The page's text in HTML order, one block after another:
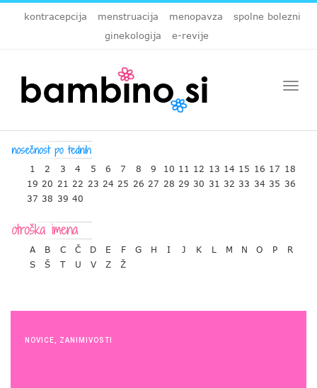
kontracepcija menstruacija menopavza
spolne bolezni
ginekologija
e-revije
1 2 3 4 5 6 7 8 9 10 11 12 13 14 15 16 17 18
19 20 21 22 23 24 25 26 27 28 29 30 31 32 33 34 35 36
37 38 39 40
A B C Č D E F G H I J K L M N O P
R
S
Š T U V Z Ž
NOVICE ZANIMIVOSTI